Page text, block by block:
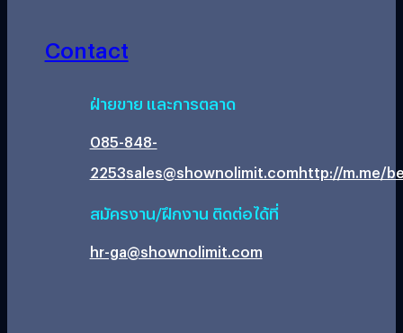
Contact
ฝ่ายขาย และการตลาด
085-848-
2253sales@shownolimit.comhttp://m.me/
สมัครงาน/ฝึกงาน ติดต่อได้ที่
hr-ga@shownolimit.com